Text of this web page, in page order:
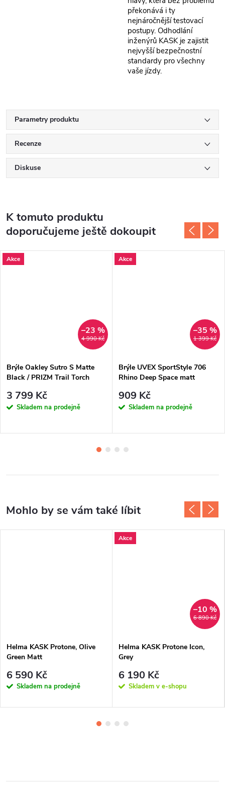
překonává i ty
nejnáročnější testovací
postupy. Odhodlání
inženýrů KASK je zajistit
nejvyšší bezpečnostní
standardy pro všechny
vaše jízdy.
Parametry produktu
Recenze
Diskuse
K tomuto produktu
doporučujeme ještě dokoupit
Akce
4 990 Kč
–23 %
Brýle Oakley Sutro S Matte
Black / PRIZM Trail Torch
3 799 Kč
Skladem na prodejně
Akce
1 399 Kč
–35 %
Brýle UVEX SportStyle 706
Rhino Deep Space matt
909 Kč
Skladem na prodejně
Helma KASK Protone, Olive
Green Matt
6 590 Kč
Skladem na prodejně
Akce
6 890 Kč
–10 %
Helma KASK Protone Icon,
Grey
6 190 Kč
Skladem v e-shopu